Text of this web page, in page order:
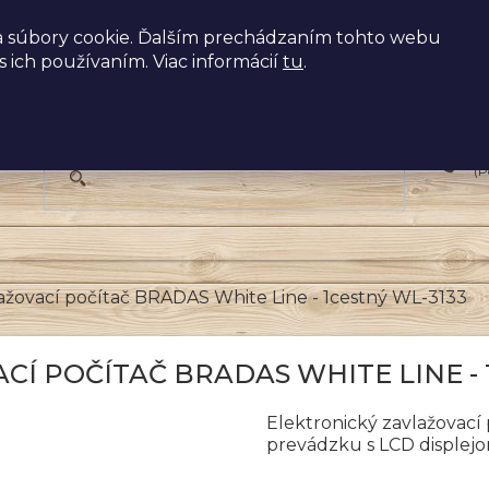
súbory cookie. Ďalším prechádzaním tohto webu
ich používaním. Viac informácií tu.
počítač BRADAS White Line - 1cestný WL-3133
POČÍTAČ BRADAS WHITE LINE -
Elektronický
prevádzku s LCD